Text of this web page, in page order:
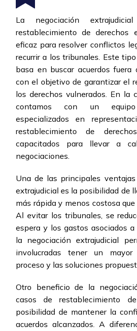
La negociación
restablecimiento de derechos
eficaz para resolver conflictos
recurrir a los tribunales. Este
basa en buscar acuerdos fuera
con el objetivo de garantizar el
los derechos vulnerados. En la
contamos con un
especializados en
restablecimiento de
capacitados para llevar a
negociaciones.
Una de las principales
extrajudicial es la posibilidad de
más rápida y menos costosa
Al evitar los tribunales, se
espera y los gastos asociados
la negociación extrajudicial
involucradas tener un
proceso y las soluciones
Otro beneficio de la
casos de restablecimiento
posibilidad de mantener la
acuerdos alcanzados. A